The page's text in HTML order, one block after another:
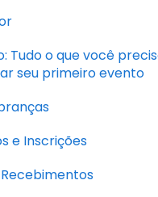
Tudo o que você
seu primeiro evento
e Inscrições